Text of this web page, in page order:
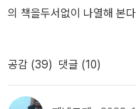
명한 정신 건강 연구자 제럴
울증에는 두 가지 큰 원인
회적 지위와 결혼이었다. -
의 대응에 당혹스러워하는
캘리번과 마녀> - 중세에 관
냥이 일어나게 된 배경을 여
온 <우리는 너희가 불태우지
자가 과학 철학을 전공해서
읽은 <증언혐오>. 고 장자
증언을 하자 기자, 변호사,
대해 자세히 기술한 책이다.
의 책을두서없이 나열해 본
해 복 많이 받으시고, 내년에
공감 (39) 댓글 (10)